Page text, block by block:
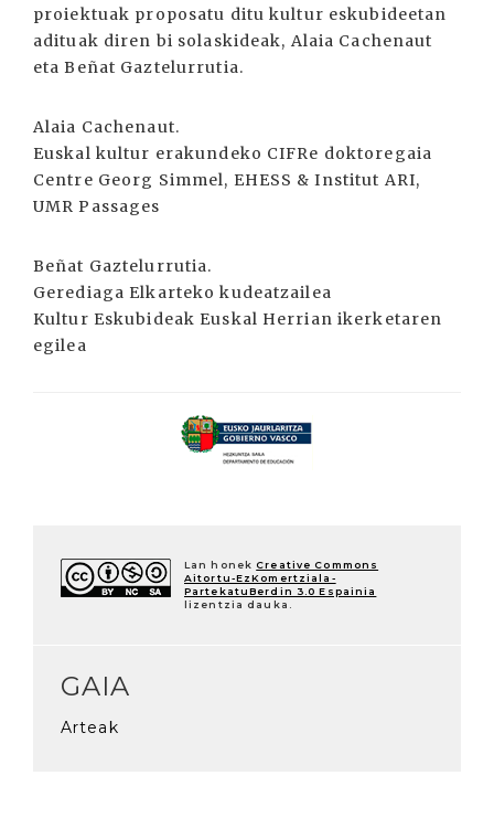
proiektuak proposatu ditu kultur eskubideetan
adituak diren bi solaskideak, Alaia Cachenaut
eta Beñat Gaztelurrutia.
Alaia Cachenaut.
Euskal kultur erakundeko CIFRe doktoregaia
Centre Georg Simmel, EHESS & Institut ARI,
UMR Passages
Beñat Gaztelurrutia.
Gerediaga Elkarteko kudeatzailea
Kultur Eskubideak Euskal Herrian ikerketaren
egilea
Lan honek Creative Commons
Aitortu-EzKomertziala-
PartekatuBerdin 3.0 Espainia
lizentzia dauka.
GAIA
Arteak